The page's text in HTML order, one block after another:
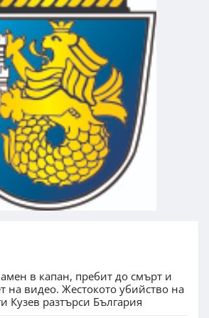
в капан, пребит до смърт и
на видео. Жестокото убийство на
Кузев разтърси България